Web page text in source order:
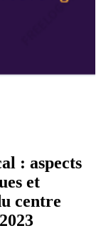
: aspects
et
centre